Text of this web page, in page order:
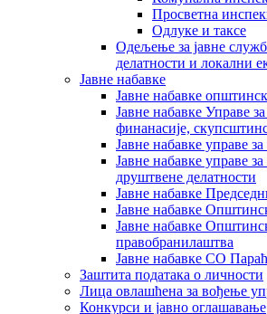
Просветна
Одлуке и таксе
Одељење за јавне
делатности и локални
Јавне набавке
Јавне набавке
Јавне набавке Управе
финанасије,
Јавне набавке управе
Јавне набавке управе
друштвене делатности
Јавне набавке
Јавне набавке
Јавне набавке
правобранилаштва
Јавне набавке СО
Заштита података о личности
Лица овлашћена за вођење
Конкурси и јавно оглашавање